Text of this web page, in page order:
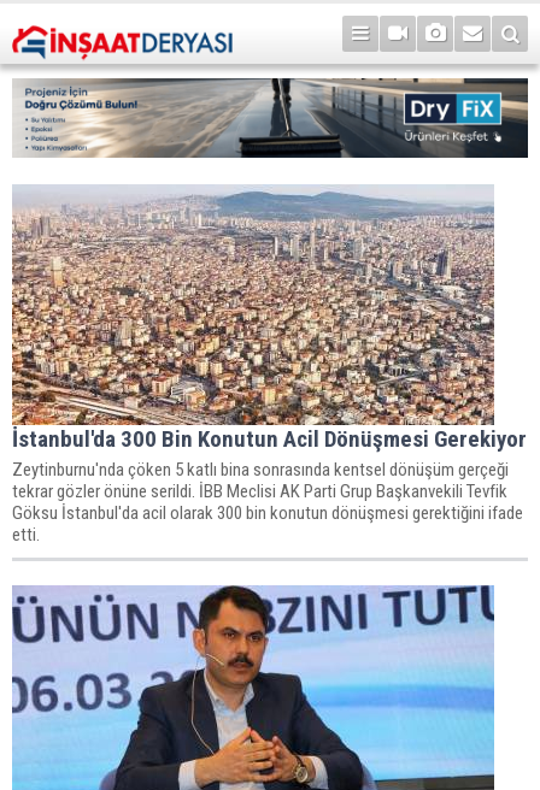
İstanbul'da 300 Bin Konutun Acil Dönüşmesi Gerekiyor
Zeytinburnu'nda çöken 5 katlı bina sonrasında kentsel dönüşüm gerçeği
tekrar gözler önüne serildi. İBB Meclisi AK Parti Grup Başkanvekili Tevfik
Göksu İstanbul'da acil olarak 300 bin konutun dönüşmesi gerektiğini ifade
etti.